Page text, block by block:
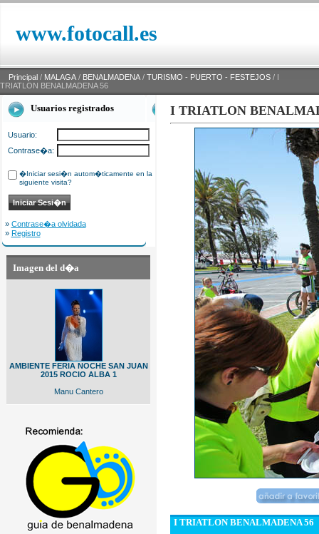
www.fotocall.es
Principal / MALAGA / BENALMADENA / TURISMO - PUERTO - FESTEJOS / I
TRIATLON BENALMADENA 56
Usuarios registrados
Usuario:
Contrase�a:
�Iniciar sesi�n autom�ticamente en la
siguiente visita?
» Contrase�a olvidada
» Registro
Imagen del d�a
AMBIENTE FERIA NOCHE SAN JUAN
2015 ROCIO ALBA 1
Manu Cantero
I TRIATLON
I TRIATLON BENALMADENA 56